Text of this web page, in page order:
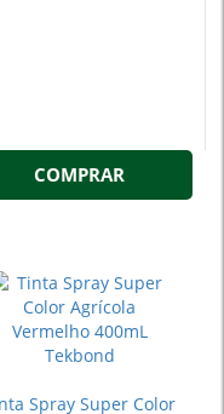
COMPRAR
Spray Super Color